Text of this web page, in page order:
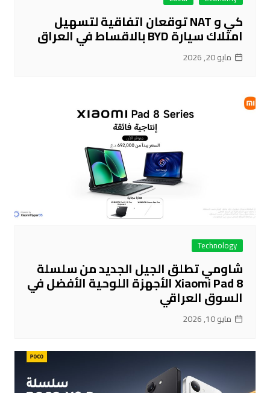
كي و NAT توقعان اتفاقية لتسهيل
امتلاك سيارة BYD بالاقساط في العراق
مايو 20, 2026
Technology
شاومي تطلق الجيل الجديد من سلسلة
Xiaomi Pad 8 الأجهزة اللوحية الأفضل في
السوق العراقي
مايو 10, 2026